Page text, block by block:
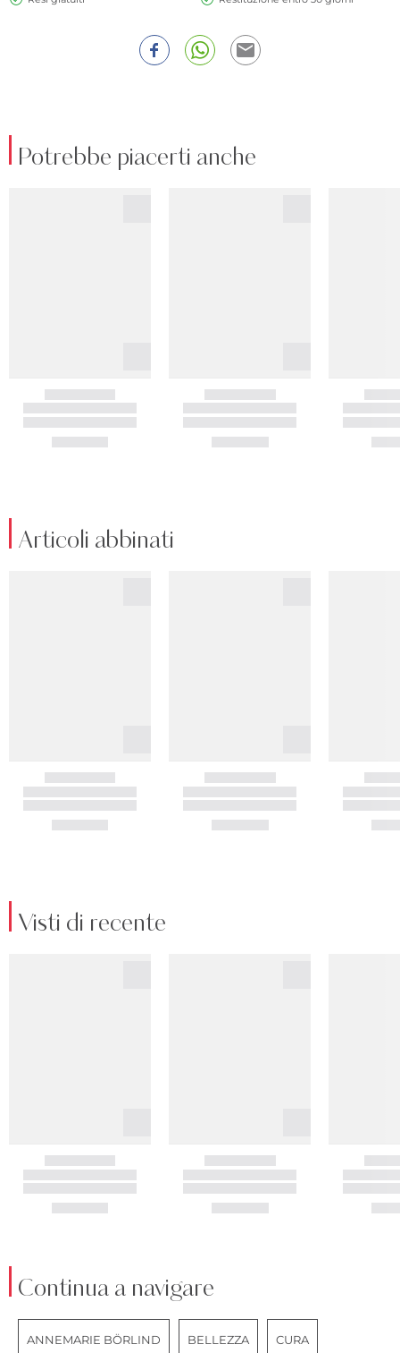
Potrebbe piacerti anche
Articoli abbinati
Visti di recente
Continua a navigare
ANNEMARIE BÖRLIND BELLEZZA CURA